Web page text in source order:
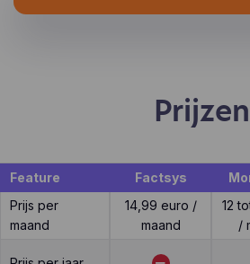
Prijzen
Feature Factsys
Prijs per
maand
14,99 euro /
maand
12
/